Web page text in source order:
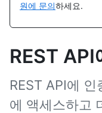
원에 문의하세요.
REST API
REST API에
에 액세스하고